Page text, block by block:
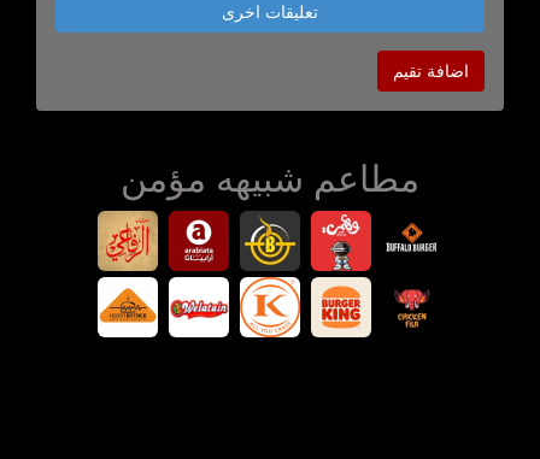
تعليقات اخرى
اضافة تقيم
مطاعم شبيهه مؤمن